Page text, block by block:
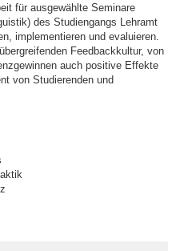
für ausgewählte Seminare
des Studiengangs Lehramt
implementieren und evaluieren.
Feedbackkultur, von
auch positive Effekte
von Studierenden und